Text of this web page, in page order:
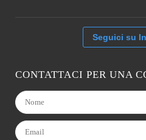
Seguici su
CONTATTACI PER UNA